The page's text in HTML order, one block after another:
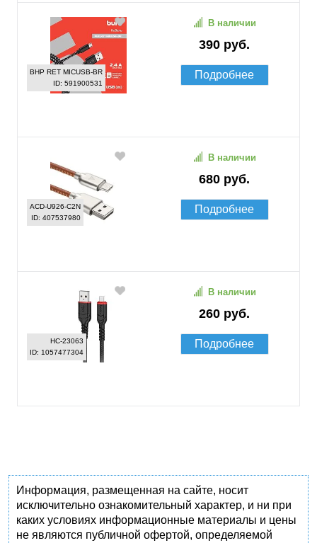
BHP RET MICUSB-BR
ID: 591900531
390 руб.
В наличии
Подробнее
ACD-U926-C2N
ID: 407537980
680 руб.
В наличии
Подробнее
HC-23063
ID: 1057477304
260 руб.
В наличии
Подробнее
Информация, размещенная на сайте, носит
исключительно ознакомительный характер, и ни при
каких условиях информационные материалы и цены
не являются публичной офертой, определяемой